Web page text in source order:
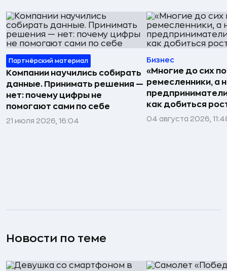
Партнёрский материал
Компании научились собирать
данные. Принимать решения —
нет: почему цифры не
помогают сами по себе
21 июля 2026, 16:04
Бизнес
«Многие до сих
ремесленники, а
как добиться
04 августа 2026,
Новости по теме